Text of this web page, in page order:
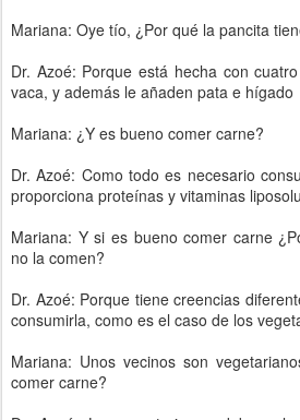
Mariana: Oye tío, ¿Por qué la pancita
Dr. Azoé: Porque está hecha con
vaca, y además le añaden pata e hígado
Mariana: ¿Y es bueno comer carne?
Dr. Azoé: Como todo es necesario
proporciona proteínas y vitaminas
Mariana: Y si es bueno comer carne
no la comen?
Dr. Azoé: Porque tiene creencias
consumirla, como es el caso de los
Mariana: Unos vecinos son
comer carne?